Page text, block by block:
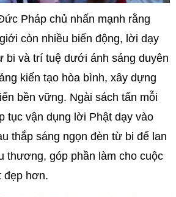
Pháp chủ nhấn mạnh rằng
còn nhiều biến động, lời dạy
bi và trí tuệ dưới ánh sáng duyên
kiến tạo hòa bình, xây dựng
bền vững. Ngài sách tấn mỗi
tục vận dụng lời Phật dạy vào
thắp sáng ngọn đèn từ bi để lan
thương, góp phần làm cho cuộc
đẹp hơn.